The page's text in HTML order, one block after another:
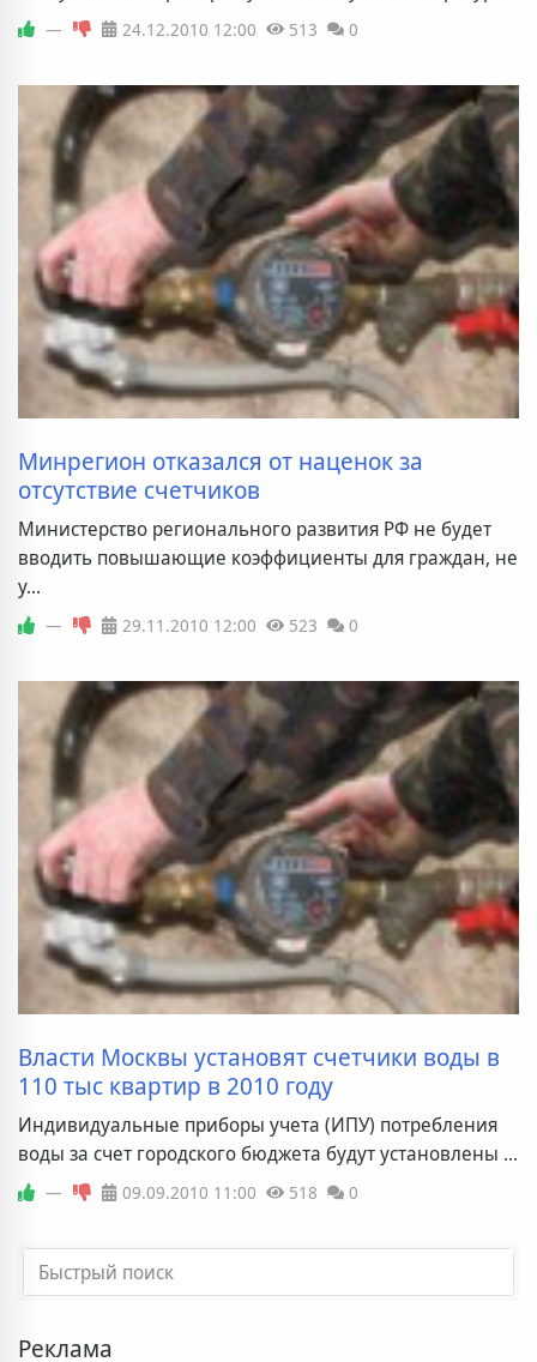
— 24.12.2010 12:00 513 0
Минрегион отказался от наценок за
отсутствие счетчиков
Министерство регионального развития РФ не будет
вводить повышающие коэффициенты для граждан, не
у...
— 29.11.2010 12:00 523 0
Власти Москвы установят счетчики воды в
110 тыс квартир в 2010 году
Индивидуальные приборы учета (ИПУ) потребления
воды за счет городского бюджета будут установлены ...
— 09.09.2010 11:00 518 0
Реклама